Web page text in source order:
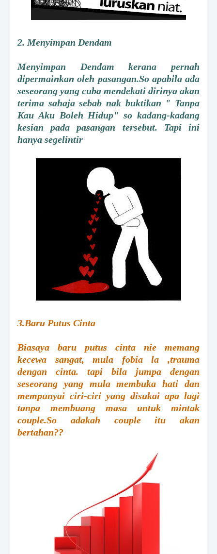
2. Menyimpan Dendam
Menyimpan Dendam kerana pernah
dipermainkan oleh pasangan.So apabila ada
seseorang yang cuba mendekati dirinya akan
terima sahaja sebab nak buktikan " Tanpa
Kau Aku Boleh Hidup" so kadang-kadang
kesian pada pasangan tersebut. Tapi ini
hanya segelintir
3.Baru Putus Cinta
Biasaya baru putus cinta nie memang
kecewa sangat, mula fobia la ,trauma
dengan cinta. tapi bila jumpa dengan
seseorang yang mula membuka hati dan
mempunyai ciri-ciri yang disukai apa lagi
tanpa membuang masa untuk mintak
couple.So adakah couple itu akan
bertahan??